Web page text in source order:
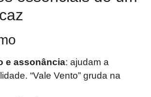
e assonância: ajudam a
“Vale Vento” gruda na